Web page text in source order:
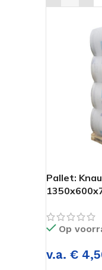
Pallet:
Op
v.a. €